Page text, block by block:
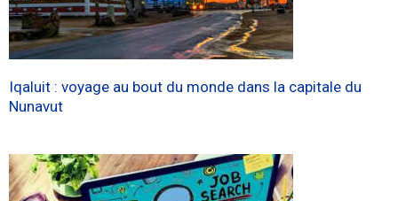
Iqaluit : voyage au bout du monde dans la capitale du
Nunavut